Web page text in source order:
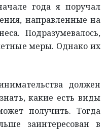
года я поручал
направленные на
Подразумевалось,
меры. Однако их
должен
какие есть виды
получить. Тогда
заинтересован в